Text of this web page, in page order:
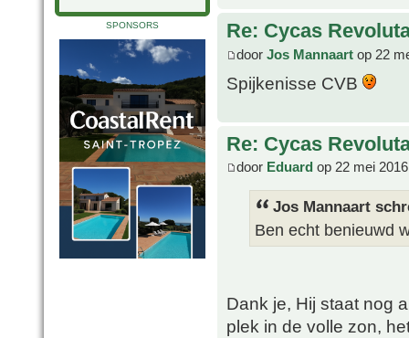
SPONSORS Re: Cycas
door Jos Mannaart op 22
Spijkenisse CVB
Re: Cycas
door Eduard op 22 mei
Jos Mannaart
Ben echt benieuwd
Dank je, Hij staat nog
plek in de volle zon,